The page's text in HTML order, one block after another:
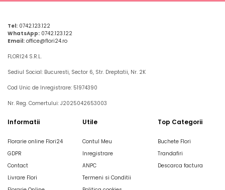
Tel: 0742.123.122
WhatsApp: 0742.123.122
Email: office@flori24.ro
FLORI24 S.R.L.
Sediul Social: Bucuresti, Sector 6, Str. Dreptatii, Nr. 2K
Cod Unic de Inregistrare: 51974390
Nr. Reg. Comertului: J2025042653003
Informatii
Florarie online Flori24
GDPR
Contact
Livrare Flori
Utile
Contul Meu
Inregistrare
ANPC
Termeni si Conditii
Top Categorii
Buchete Flori
Trandafiri
Descarca factura